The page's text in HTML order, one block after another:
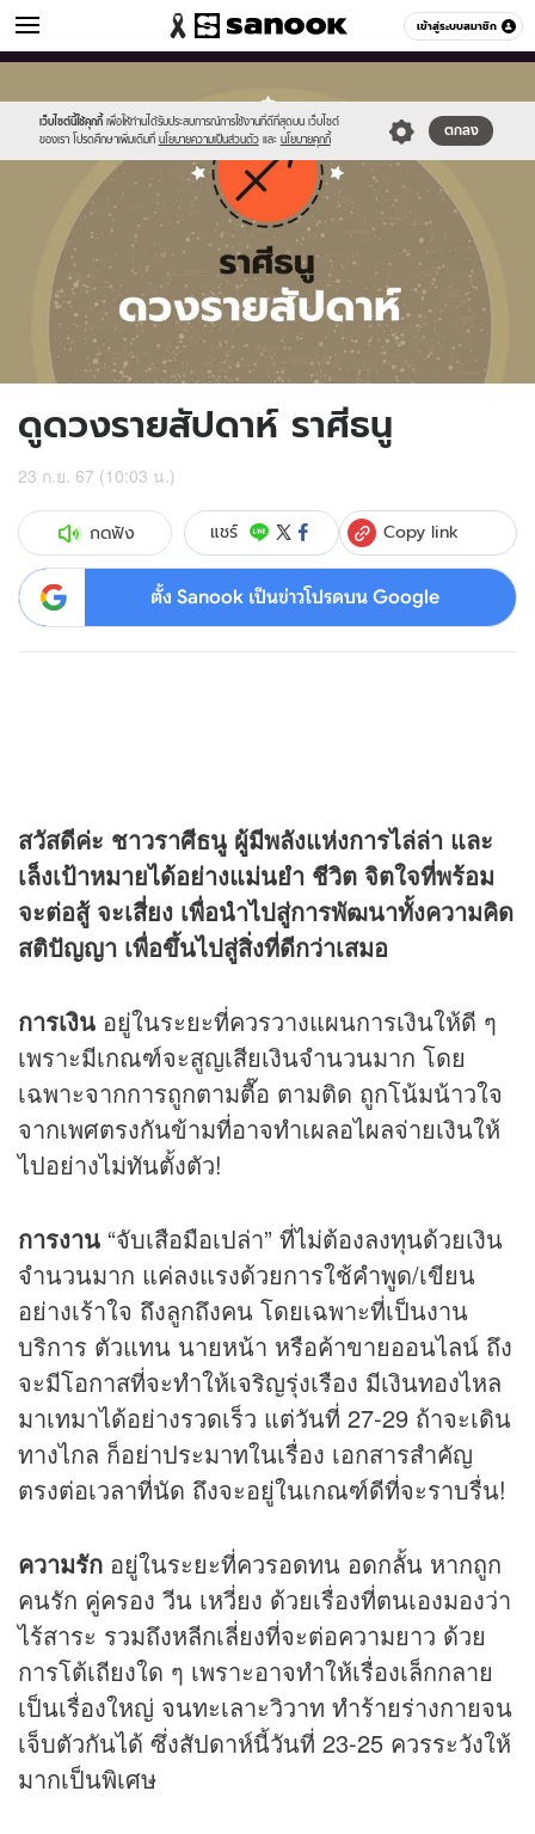
เข้าสู่ระบบสมาชิก
ดูดวง หมวดอื่นๆ
เว็บไซต์นี้ใช้คุกกี้ เพื่อให้ท่านได้รับประสบการณ์การใช้งานที่ดีที่สุดบน เว็บไซต์
ของเรา โปรดศึกษาเพิ่มเติมที่ นโยบายความเป็นส่วนตัว และ นโยบายคุกกี้
ตกลง
new-
sanook.png
horoscope-
sagittarus_z.jpg
ดูดวงรายสัปดาห์ ราศีธนู
23 ก.ย. 67 (10:03 น.)
กดฟัง แชร์ Copy link
ตั้ง Sanook เป็นข่าวโปรดบน Google
สวัสดีค่ะ ชาวราศีธนู ผู้มีพลังแห่งการไล่ล่า และ
เล็งเป้าหมายได้อย่างแม่นยำ ชีวิต จิตใจที่พร้อม
จะต่อสู้ จะเสี่ยง เพื่อนำไปสู่การพัฒนาทั้งความคิด
สติปัญญา เพื่อขึ้นไปสู่สิ่งที่ดีกว่าเสมอ
การเงิน อยู่ในระยะที่ควรวางแผนการเงินให้ดี ๆ
เพราะมีเกณฑ์จะสูญเสียเงินจำนวนมาก โดย
เฉพาะจากการถูกตามตื๊อ ตามติด ถูกโน้มน้าวใจ
จากเพศตรงกันข้ามที่อาจทำเผลอไผลจ่ายเงินให้
ไปอย่างไม่ทันตั้งตัว!
การงาน “จับเสือมือเปล่า” ที่ไม่ต้องลงทุนด้วยเงิน
จำนวนมาก แค่ลงแรงด้วยการใช้คำพูด/เขียน
อย่างเร้าใจ ถึงลูกถึงคน โดยเฉพาะที่เป็นงาน
บริการ ตัวแทน นายหน้า หรือค้าขายออนไลน์ ถึง
จะมีโอกาสที่จะทำให้เจริญรุ่งเรือง มีเงินทองไหล
มาเทมาได้อย่างรวดเร็ว แต่วันที่ 27-29 ถ้าจะเดิน
ทางไกล ก็อย่าประมาทในเรื่อง เอกสารสำคัญ
ตรงต่อเวลาที่นัด ถึงจะอยู่ในเกณฑ์ดีที่จะราบรื่น!
ความรัก อยู่ในระยะที่ควรอดทน อดกลั้น หากถูก
คนรัก คู่ครอง วีน เหวี่ยง ด้วยเรื่องที่ตนเองมองว่า
ไร้สาระ รวมถึงหลีกเลี่ยงที่จะต่อความยาว ด้วย
การโต้เถียงใด ๆ เพราะอาจทำให้เรื่องเล็กกลาย
เป็นเรื่องใหญ่ จนทะเลาะวิวาท ทำร้ายร่างกายจน
เจ็บตัวกันได้ ซึ่งสัปดาห์นี้วันที่ 23-25 ควรระวังให้
มากเป็นพิเศษ